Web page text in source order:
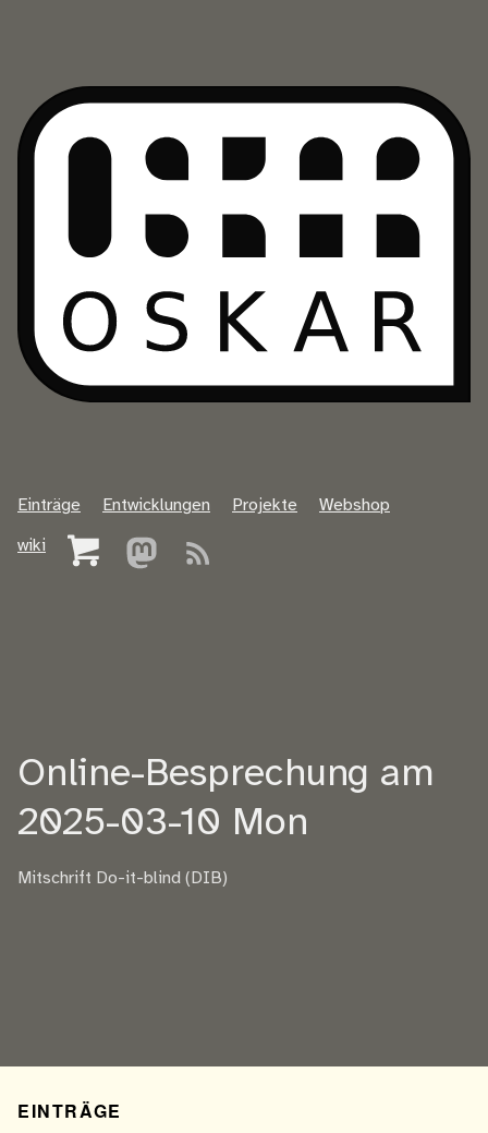
Einträge Entwicklungen Projekte Webshop
wiki
Online-Besprechung am
2025-03-10 Mon
Mitschrift Do-it-blind (DIB)
EINTRÄGE